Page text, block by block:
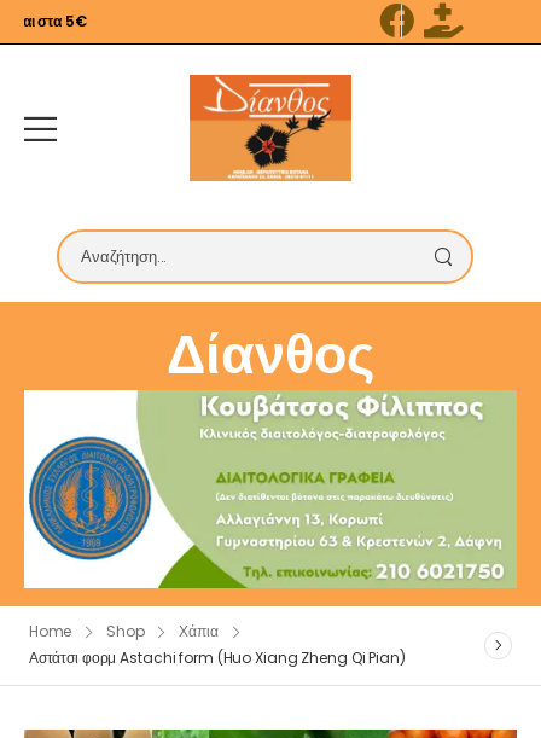
στα 5€
Δίανθος
Home Shop
Χάπια
Αστάτσι φορμ Astachi form (Huo Xiang Zheng Qi Pian)